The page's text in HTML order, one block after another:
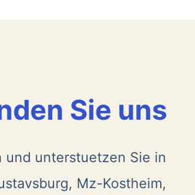
Sie uns
und unterstuetzen Sie in
Mz-Kostheim,